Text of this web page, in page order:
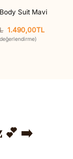
Suit Mavi
Orijinal
fiyat:
1.630,00TL.
1.490,00TL
💕 ➡️